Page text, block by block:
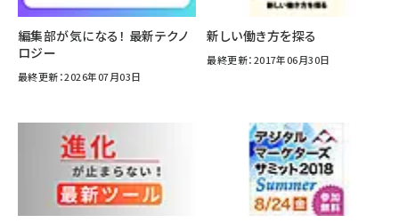
編集部が気になる！ 最新テクノ
ロジー
最終更新：2026年07月03日
新しい働き方を探る
最終更新：2017年06月30日